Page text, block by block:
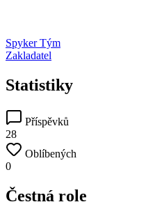
Spyker Tým
Zakladatel
Statistiky
Příspěvků
28
Oblíbených
0
Čestná role